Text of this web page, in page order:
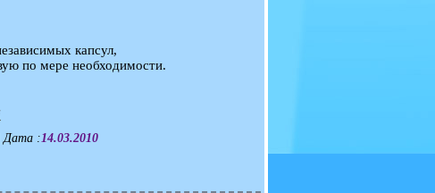
капсул,
по мере необходимости.
Дата :14.03.2010